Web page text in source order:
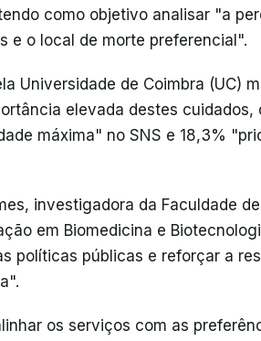
como objetivo analisar "a
e o local de morte preferencial".
Universidade de Coimbra (UC)
elevada destes cuidados,
máxima" no SNS e 18,3%
investigadora da Faculdade de
em Biomedicina e
políticas públicas e reforçar a
os serviços com as